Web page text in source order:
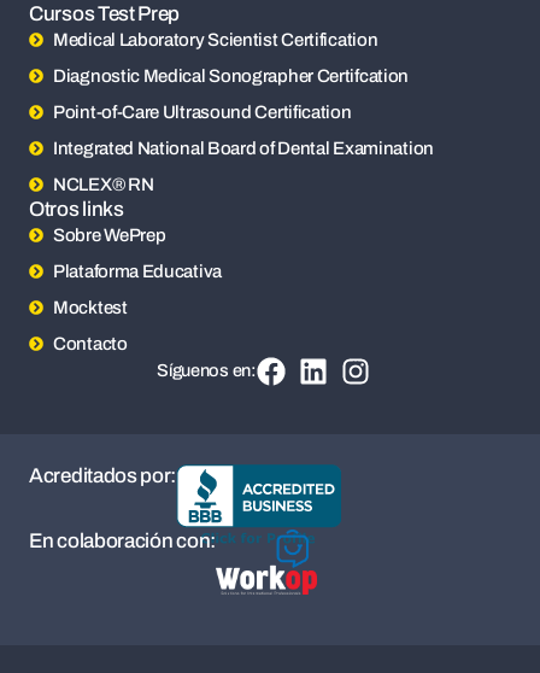
Cursos Test Prep
Medical Laboratory Scientist Certification
Diagnostic Medical Sonographer Certifcation
Point-of-Care Ultrasound Certification
Integrated National Board of Dental Examination
NCLEX® RN
Otros links
Sobre WePrep
Plataforma Educativa
Mocktest
Contacto
Síguenos en:
Acreditados por:
En colaboración con: